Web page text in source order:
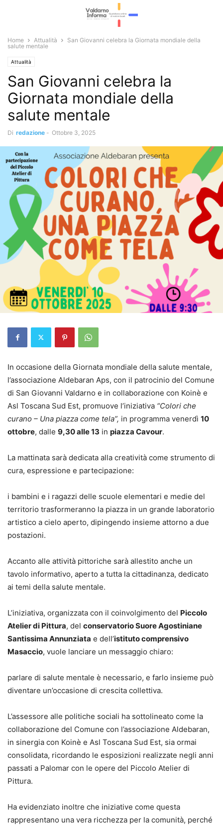
Home Attualità
San Giovanni celebra la Giornata mondiale della
salute mentale
Attualità
San Giovanni celebra la
Giornata mondiale della
salute mentale
Di redazione - Ottobre 3, 2025
In occasione della Giornata mondiale della salute mentale,
l’associazione Aldebaran Aps, con il patrocinio del Comune
di San Giovanni Valdarno e in collaborazione con Koinè e
Asl Toscana Sud Est, promuove l’iniziativa “Colori che
curano – Una piazza come tela”, in programma venerdì 10
ottobre, dalle 9,30 alle 13 in piazza Cavour.
La mattinata sarà dedicata alla creatività come strumento di
cura, espressione e partecipazione:
i bambini e i ragazzi delle scuole elementari e medie del
territorio trasformeranno la piazza in un grande laboratorio
artistico a cielo aperto, dipingendo insieme attorno a due
postazioni.
Accanto alle attività pittoriche sarà allestito anche un
tavolo informativo, aperto a tutta la cittadinanza, dedicato
ai temi della salute mentale.
L’iniziativa, organizzata con il coinvolgimento del Piccolo
Atelier di Pittura, del conservatorio Suore Agostiniane
Santissima Annunziata e dell’istituto comprensivo
Masaccio, vuole lanciare un messaggio chiaro:
parlare di salute mentale è necessario, e farlo insieme può
diventare un’occasione di crescita collettiva.
L’assessore alle politiche sociali ha sottolineato come la
collaborazione del Comune con l’associazione Aldebaran,
in sinergia con Koinè e Asl Toscana Sud Est, sia ormai
consolidata, ricordando le esposizioni realizzate negli anni
passati a Palomar con le opere del Piccolo Atelier di
Pittura.
Ha evidenziato inoltre che iniziative come questa
rappresentano una vera ricchezza per la comunità, perché